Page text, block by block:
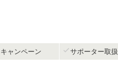
キャンペーン  サポーター取扱